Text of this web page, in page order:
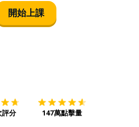
開始上課
評分 147萬點擊量